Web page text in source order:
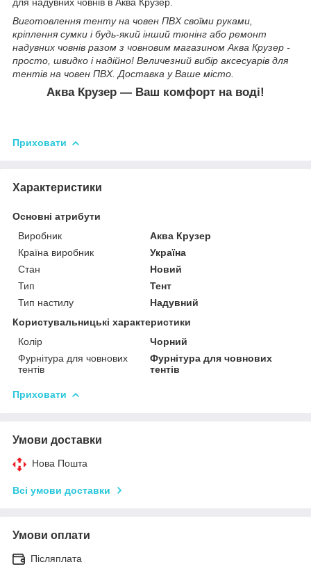
для надувних човнів в Аква Крузер.
Виготовлення тенту на човен ПВХ своїми руками,
кріплення сумки і будь-який інший тюнінг або ремонт
надувних човнів разом з човновим магазином Аква Крузер -
просто, швидко і надійно! Величезний вибір аксесуарів для
тентів на човен ПВХ. Доставка у Ваше місто.
Аква Крузер ― Ваш комфорт на воді!
Приховати
Характеристики
Основні атрибути
Виробник
Аква Крузер
Країна виробник
Україна
Стан
Новий
Тип
Тент
Тип настилу
Надувний
Користувальницькі характеристики
Колір
Чорний
Фурнітура для човнових
тентів
Фурнітура для човнових
тентів
Приховати
Умови доставки
Нова Пошта
Всі умови доставки
Умови оплати
Післяплата